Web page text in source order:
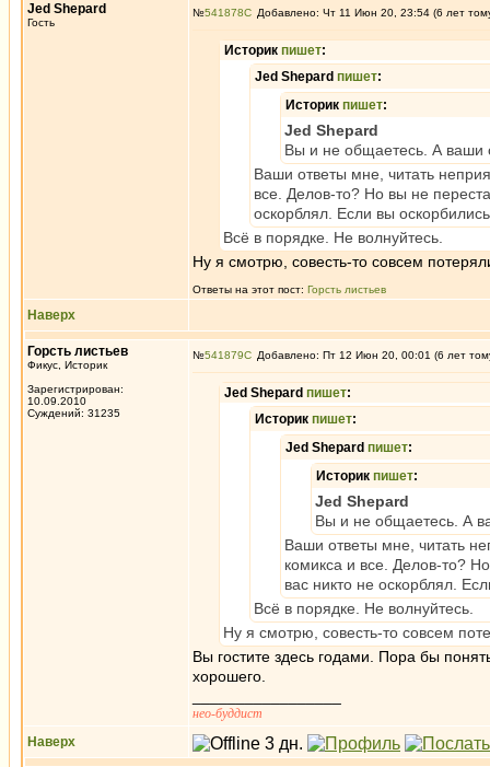
Jed Shepard
Гость
№541878 Добавлено: Чт 11 Июн 20, 23:54 (6 лет
Историк пишет:
Jed Shepard пишет:
Историк пишет:
Jed Shepard
Вы и не общаетесь. А ваши
Ваши ответы мне, читать
все. Делов-то? Но вы не
оскорблял. Если вы
Всё в порядке. Не волнуйтесь.
Ну я смотрю, совесть-то совсем
Ответы на этот пост: Горсть листьев
Наверх
Горсть листьев
Фикус, Историк
Зарегистрирован:
10.09.2010
Суждений: 31235
№541879 Добавлено: Пт 12 Июн 20, 00:01 (6 лет
Jed Shepard пишет:
Историк пишет:
Jed Shepard пишет:
Историк пишет:
Jed Shepard
Вы и не общаетесь. А
Ваши ответы мне, читать
комикса и все. Делов-то?
вас никто не оскорблял.
Всё в порядке. Не волнуйтесь.
Ну я смотрю, совесть-то совсем
Вы гостите здесь годами. Пора бы
хорошего.
нео-буддист
Наверх